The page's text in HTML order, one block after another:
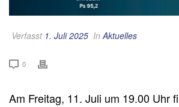
Verfasst 1. Juli 2025 InAktuelles
0
Am Freitag, 11. Juli um 19.00 Uhr